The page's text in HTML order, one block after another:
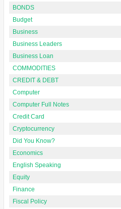
BONDS
Budget
Business
Business Leaders
Business Loan
COMMODITIES
CREDIT & DEBT
Computer
Computer Full Notes
Credit Card
Cryptocurrency
Did You Know?
Economics
English Speaking
Equity
Finance
Fiscal Policy